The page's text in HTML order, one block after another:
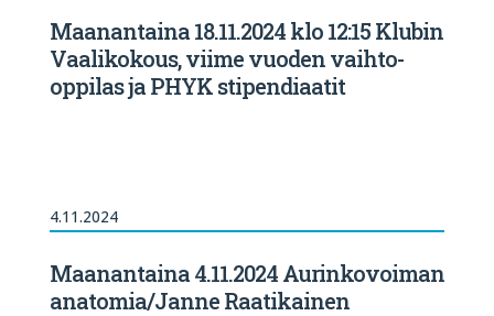
Maanantaina 18.11.2024 klo 12:15 Klubin
Vaalikokous, viime vuoden vaihto-
oppilas ja PHYK stipendiaatit
4.11.2024
Maanantaina 4.11.2024 Aurinkovoiman
anatomia/Janne Raatikainen